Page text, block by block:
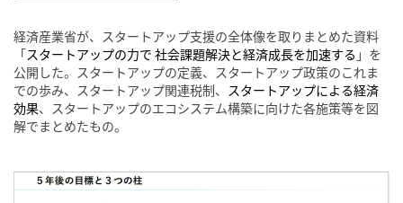
経済産業省が、スタートアップ支援の全体像を取りまとめた資料
「スタートアップの力で 社会課題解決と経済成長を加速する 」を
公開した。スタートアップの定義、スタートアップ政策のこれま
での歩み、スタートアップ関連税制、 スタートアップによる経済
効果、スタートアップのエコシステム構築に向けた各施策等を図
解でまとめたもの。